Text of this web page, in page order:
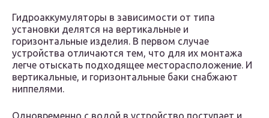
Гидроаккумуляторы в зависимости от типа
установки делятся на вертикальные и
горизонтальные изделия. В первом случае
устройства отличаются тем, что для их монтажа
легче отыскать подходящее месторасположение. И
вертикальные, и горизонтальные баки снабжают
ниппелями.
Одновременно с водой в устройство поступает и